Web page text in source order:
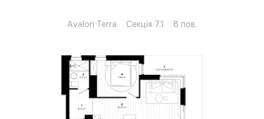
Avalon Terra Секція 7.1 8 пов.